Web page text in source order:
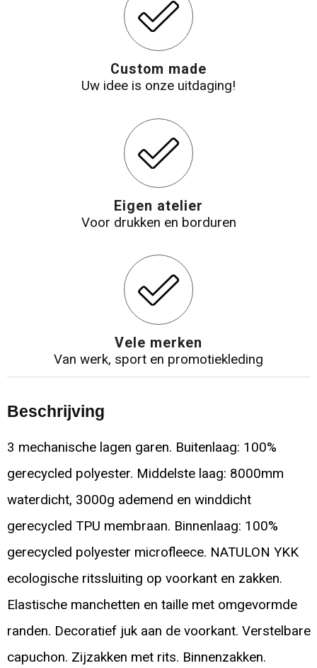
Custom made
Uw idee is onze uitdaging!
Eigen atelier
Voor drukken en borduren
Vele merken
Van werk, sport en promotiekleding
Beschrijving
3 mechanische lagen garen. Buitenlaag: 100%
gerecycled polyester. Middelste laag: 8000mm
waterdicht, 3000g ademend en winddicht
gerecycled TPU membraan. Binnenlaag: 100%
gerecycled polyester microfleece. NATULON YKK
ecologische ritssluiting op voorkant en zakken.
Elastische manchetten en taille met omgevormde
randen. Decoratief juk aan de voorkant. Verstelbare
capuchon. Zijzakken met rits. Binnenzakken.